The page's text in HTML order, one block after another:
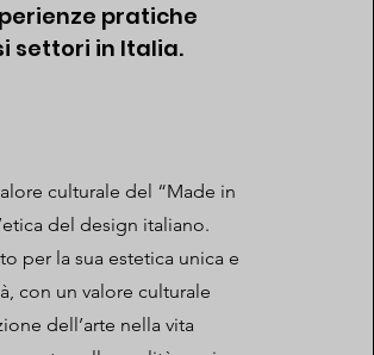
pratiche
settori in Italia.
culturale del “Made in
del design italiano.
per la sua estetica unica e
con un valore culturale
dell’arte nella vita